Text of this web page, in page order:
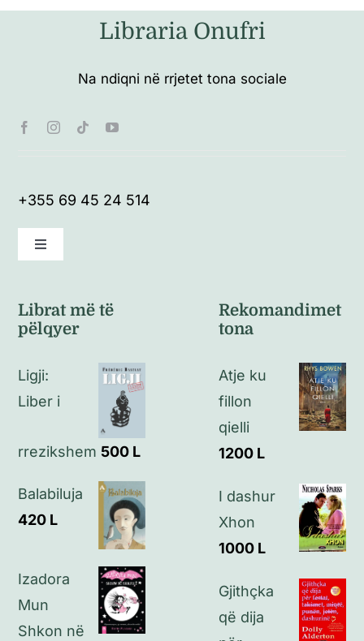
Libraria Onufri
Na ndiqni në rrjetet tona sociale
+355 69 45 24 514
Toggle
Politikat e kthimeve
Politikat e privatësisë
Librat më të
pëlqyer
Ligji:
Liber i
rrezikshem 500 L
Balabiluja
420 L
Izadora
Mun
Shkon në
Rekomandimet
tona
Atje ku
fillon
qielli
1200 L
I dashur
Xhon
1000 L
Gjithçka
që dija